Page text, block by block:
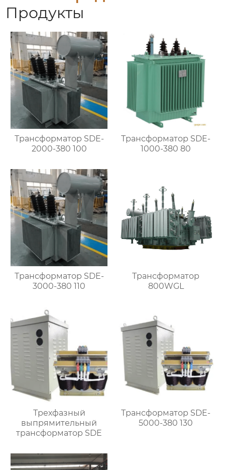
Продукты
Трансформатор SDE-
2000-380 100
Трансформатор SDE-
1000-380 80
Трансформатор SDE-
3000-380 110
Трансформатор
800WGL
Трехфазный
выпрямительный
трансформатор SDE
Трансформатор SDE-
5000-380 130